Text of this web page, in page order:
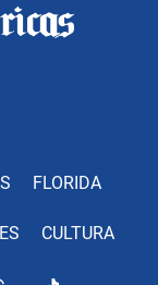
FLORIDA
CULTURA